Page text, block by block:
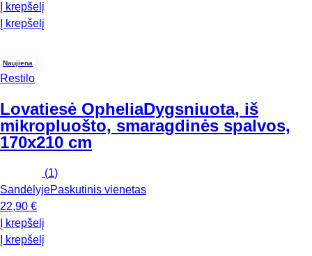
Į krepšelį
Į krepšelį
Naujiena
Restilo
Lovatiesė OpheliaDygsniuota, iš
mikropluošto, smaragdinės spalvos,
170x210 cm
(1)
SandėlyjePaskutinis vienetas
22,90 €
Į krepšelį
Į krepšelį